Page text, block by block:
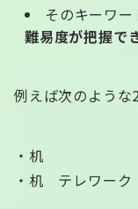
そのキーワー
難易度が把握で
例えば次のような
・机
・机 テレワー